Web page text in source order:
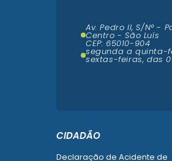
CIDADÃO
Declaração de Acidente de
Av. Pedro II, S/N° -
Centro - São Luís
CEP: 65010-904
segunda a quinta-
sextas-feiras, das